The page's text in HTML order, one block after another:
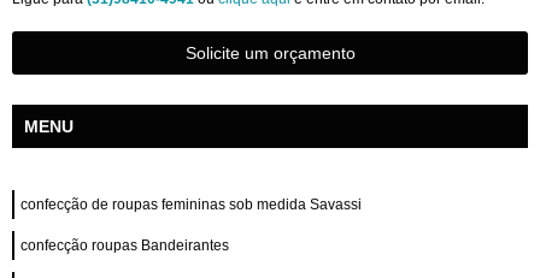
Solicite um orçamento
MENU
confecção de roupas femininas sob medida Savassi
confecção roupas Bandeirantes